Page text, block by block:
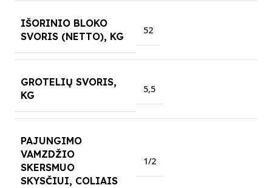
IŠORINIO BLOKO
SVORIS (NETTO), KG
52
GROTELIŲ SVORIS,
KG
5,5
PAJUNGIMO
VAMZDŽIO
SKERSMUO
SKYSČIUI, COLIAIS
1/2